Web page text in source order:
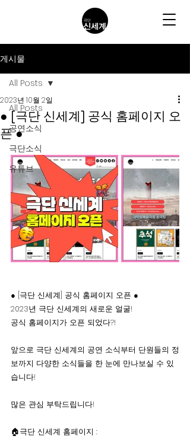
게시물
All Posts
공연소식
극단소식
유튜브
All Posts
● [극단 신세계] 공식 홈페이지 오
픈 ●
2023년 10월 2일
● [극단 신세계] 공식 홈페이지 오픈 ●
2023년 극단 신세계의 새로운 얼굴!
공식 홈페이지가 오픈 되었다?!
앞으로 극단 신세계의 공연 소식부터 단원들의 정
보까지 다양한 소식들을 한 눈에 만나보실 수 있
습니다!
많은 관심 부탁드립니다!
🏠극단 신세계 홈페이지 :